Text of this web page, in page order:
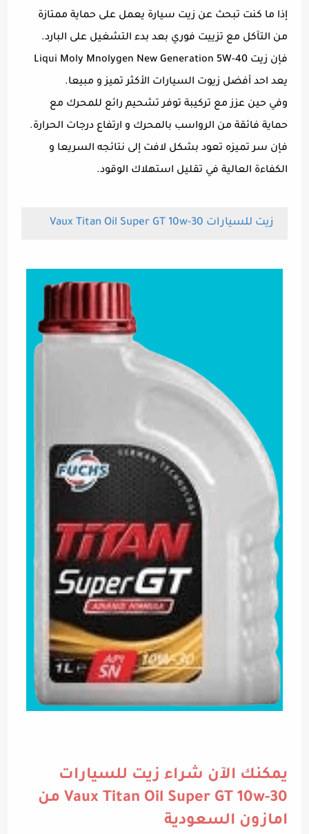
إذا ما كنت تبحث عن زيت سيارة يعمل على حماية ممتازة
من التآكل مع تزييت فوري بعد بدء التشغيل على البارد.
فإن زيت Liqui Moly Mnolygen New Generation 5W-40
يعد احد أفضل زيوت السيارات الأكثر تميز و مبيعا.
وفي حين عزز مع تركيبة توفر تشحيم رائع للمحرك مع
حماية فائقة من الرواسب بالمحرك و ارتفاع درجات الحرارة.
فإن سر تميزه تعود بشكل لافت إلى نتائجه السريعا و
الكفاءة العالية في تقليل استهلاك الوقود.
زيت للسيارات Vaux Titan Oil Super GT 10w-30
يمكنك الآن شراء زيت للسيارات
Vaux Titan Oil Super GT 10w-30 من
امازون السعودية